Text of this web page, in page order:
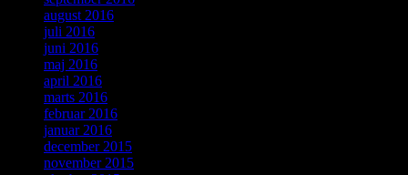
august 2016
juli 2016
juni 2016
maj 2016
april 2016
marts 2016
februar 2016
januar 2016
december 2015
november 2015